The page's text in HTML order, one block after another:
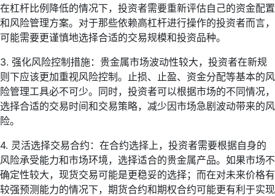
在杠杆比例降低的情况下，投资者需要重新评估自己的资金配置
和风险管理方案。对于那些依赖高杠杆进行操作的投资者而言，
可能需要更谨慎地选择合适的交易规模和投资品种。
3. 强化风险控制措施：贵金属市场波动性较大，投资者在新规
则下应该更加重视风险控制。止损、止盈、资金分配等基本的风
险管理工具必不可少。同时，投资者可以根据市场的不同情况，
选择合适的交易时间和交易策略，减少因市场急剧波动带来的风
险。
4. 灵活选择交易合约：在合约选择上，投资者需要根据自身的
风险承受能力和市场环境，选择适合的贵金属产品。如果市场不
确定性较大，现货交易可能是更稳妥的选择；而在对未来价格有
较强预测能力的情况下，期货合约和期权合约可能更有利于实现